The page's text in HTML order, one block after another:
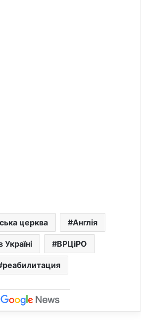
церква Англія
Україні ВРЦіРО
реабилитация